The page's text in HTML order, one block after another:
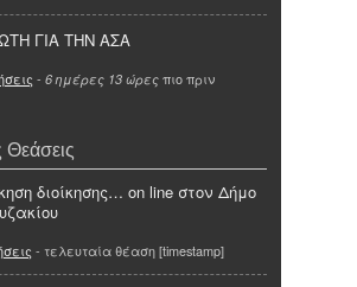
ΓΙΑ ΤΗΝ ΑΣΑ
- 6 ημέρες 13 ώρες πιο πριν
Θεάσεις
διοίκησης… on line στον Δήμο
- τελευταία θέαση [timestamp]